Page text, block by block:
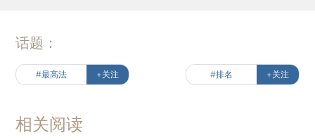
话题：
#最高法 +关注 #排名 +关注
相关阅读